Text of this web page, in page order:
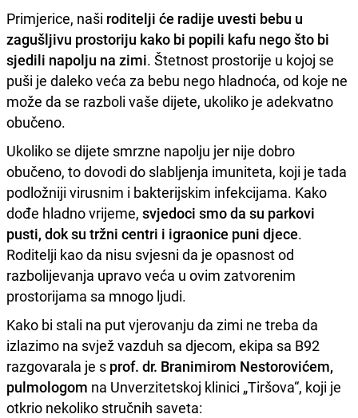
Primjerice, naši roditelji će radije uvesti bebu u
zagušljivu prostoriju kako bi popili kafu nego što bi
sjedili napolju na zimi. Štetnost prostorije u kojoj se
puši je daleko veća za bebu nego hladnoća, od koje ne
može da se razboli vaše dijete, ukoliko je adekvatno
obučeno.
Ukoliko se dijete smrzne napolju jer nije dobro
obučeno, to dovodi do slabljenja imuniteta, koji je tada
podložniji virusnim i bakterijskim infekcijama. Kako
dođe hladno vrijeme, svjedoci smo da su parkovi
pusti, dok su tržni centri i igraonice puni djece.
Roditelji kao da nisu svjesni da je opasnost od
razbolijevanja upravo veća u ovim zatvorenim
prostorijama sa mnogo ljudi.
Kako bi stali na put vjerovanju da zimi ne treba da
izlazimo na svjež vazduh sa djecom, ekipa sa B92
razgovarala je s prof. dr. Branimirom Nestorovićem,
pulmologom na Unverzitetskoj klinici „Tiršova“, koji je
otkrio nekoliko stručnih saveta: